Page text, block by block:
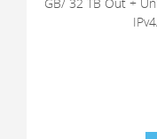
GB/ 32 TB Out +